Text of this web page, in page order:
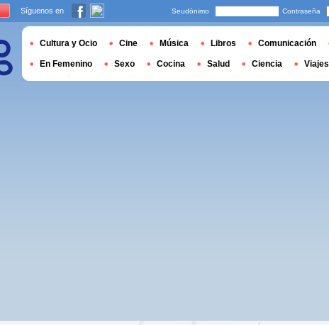
Síguenos en Seudónimo Contraseña
Cultura y Ocio Cine Música Libros Comunicación
En Femenino Sexo Cocina Salud Ciencia Viajes